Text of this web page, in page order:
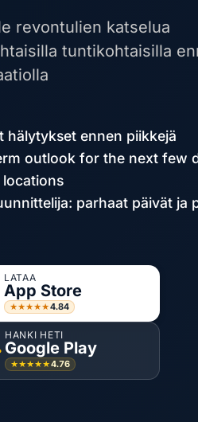
revontulien katselua
tuntikohtaisilla
hälytykset ennen piikkejä
outlook for the next few
parhaat päivät ja
LATAA
App Store
★★★★★4.84
HANKI HETI
Google Play
★★★★★4.76